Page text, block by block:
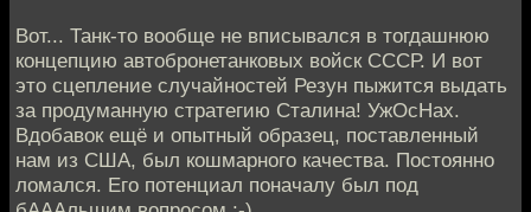
Вот... Танк-то вообще не вписывался в тогдашнюю
концепцию автобронетанковых войск СССР. И вот
это сцепление случайностей Резун пыжится выдать
за продуманную стратегию Сталина! УжОсНах.
Вдобавок ещё и опытный образец, поставленный
нам из США, был кошмарного качества. Постоянно
ломался. Его потенциал поначалу был под